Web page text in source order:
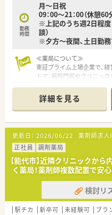
勤務
時間
月～日祝
09：00～21：00（休憩60
※上記のうち週2日程度
談）
※夕方～夜間、土日勤
≪薬局について≫
東証プライム上場企業で、
トア、病院門前やクリニッ
詳細を見る
更新日： 2026/06/22 薬剤師求人
正社員
調剤薬局
【能代市】近隣クリニックか
く薬局！薬剤師複数配置で安
検討リ
駅チカ 新卒可 未経験可 ブラ